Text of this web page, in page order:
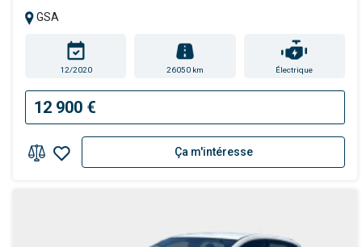
GSA
12/2020 26050 km Électrique
12 900 €
Ça m'intéresse